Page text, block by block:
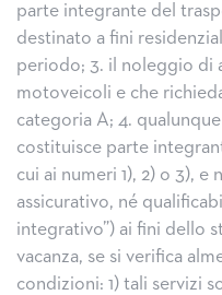
parte integrante del
destinato a fini
periodo; 3. il noleggio di
motoveicoli e che
categoria A; 4.
costituisce parte
cui ai numeri 1), 2) o 3), e
assicurativo, né
integrativo”) ai fini dello
vacanza, se si verifica
condizioni: 1) tali servizi